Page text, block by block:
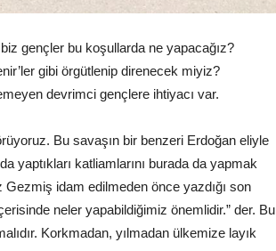
gençler bu koşullarda ne yapacağız?
gibi örgütlenip direnecek miyiz?
devrimci gençlere ihtiyacı var.
Bu savaşın bir benzeri Erdoğan eliyle
yaptıkları katliamlarını burada da yapmak
idam edilmeden önce yazdığı son
neler yapabildiğimiz önemlidir.” der. Bu
Korkmadan, yılmadan ülkemize layık